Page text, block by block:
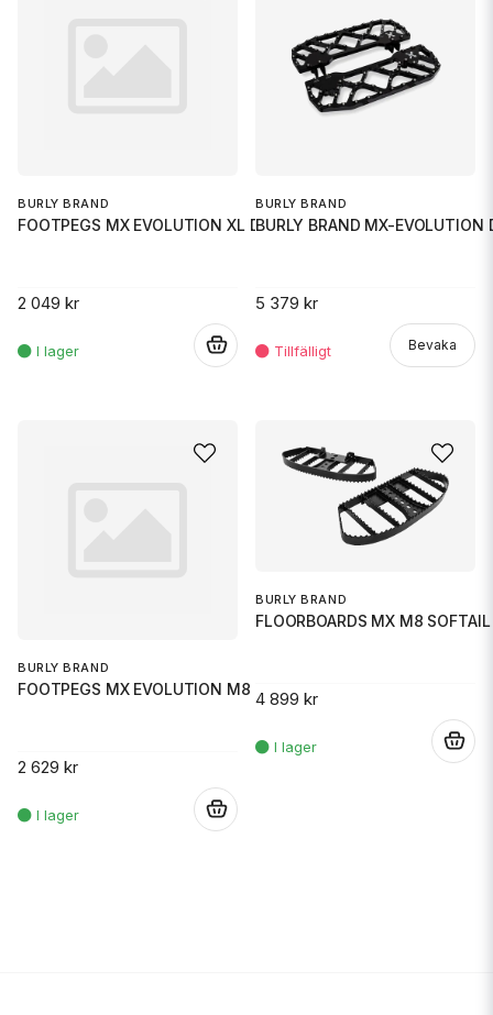
BURLY BRAND
FOOTPEGS MX EVOLUTION XL DYNA
2 049 kr
BURLY BRAND
BURLY BRAND MX-EVOLUTION
5 379 kr
Bevaka
BURLY BRAND
FOOTPEGS MX EVOLUTION M8 SOFTA
2 629 kr
BURLY BRAND
FLOORBOARDS MX M8 SOFTAIL
4 899 kr